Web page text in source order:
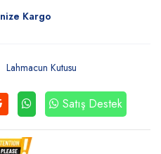
Kargo
Lahmacun Kutusu
Satış Destek